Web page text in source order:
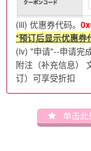
(iii) 优惠券代码。
*预订后显示优惠券
(iv) "申请"--申请完成
附注（补充信息）
订）可享受折扣
单击此